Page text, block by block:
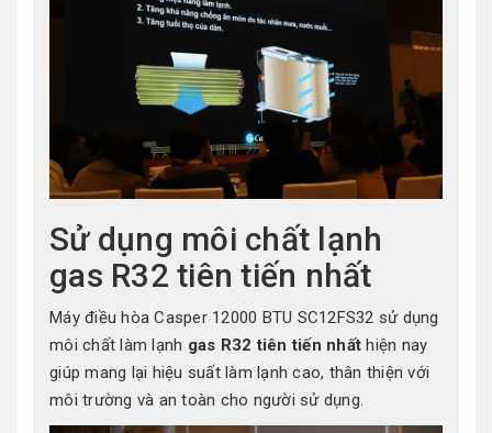
Sử dụng môi chất lạnh
gas R32 tiên tiến nhất
Máy điều hòa Casper 12000 BTU SC12FS32 sử dụng
môi chất làm lạnh gas R32 tiên tiến nhấthiện nay
giúp mang lại hiệu suất làm lạnh cao, thân thiện với
môi trường và an toàn cho người sử dụng.